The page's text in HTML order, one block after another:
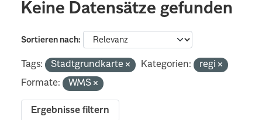
Keine Datensätze gefunden
Sortieren nach
Tags: Stadtgrundkarte Kategorien:
regi
Formate:
WMS
Ergebnisse filtern